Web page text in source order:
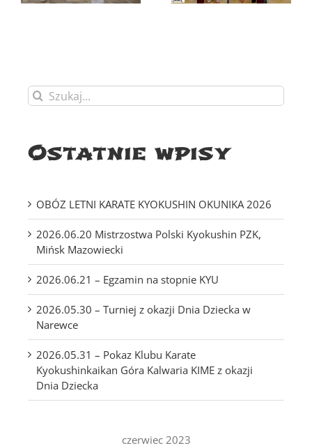
Mazowiecki
Szukaj
Ostatnie wpisy
OBÓZ LETNI KARATE KYOKUSHIN OKUNIKA 2026
2026.06.20 Mistrzostwa Polski Kyokushin PZK,
Mińsk Mazowiecki
2026.06.21 – Egzamin na stopnie KYU
2026.05.30 – Turniej z okazji Dnia Dziecka w
Narewce
2026.05.31 – Pokaz Klubu Karate
Kyokushinkaikan Góra Kalwaria KIME z okazji
Dnia Dziecka
czerwiec 2023